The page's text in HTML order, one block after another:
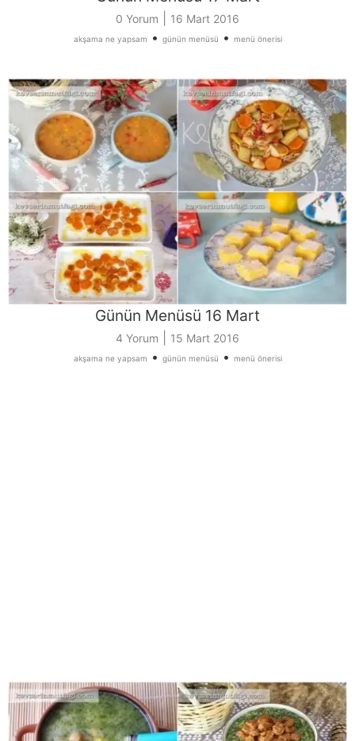
0 Yorum 16 Mart 2016
akşama ne yapsam • günün menüsü • menü önerisi
Günün Menüsü 16 Mart
4 Yorum 15 Mart 2016
akşama ne yapsam • günün menüsü • menü önerisi